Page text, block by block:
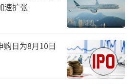
的执行力、协同力变得更
可以更好地管理、服务、支
务单元，形成合力，有助于
杆纵队的优秀经验，推动养
。
速扩张
购日为8月10日